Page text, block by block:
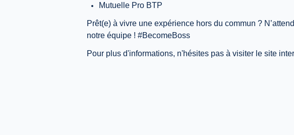
Mutuelle Pro BTP
Prêt(e) à vivre une expérience hors du commun ?
notre équipe ! #BecomeBoss
Pour plus d'informations, n'hésites pas à visiter le site